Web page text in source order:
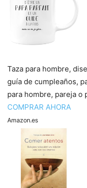
Taza para hombre,
guía de cumpleaños,
para hombre, pareja o
COMPRAR AHORA
Amazon.es